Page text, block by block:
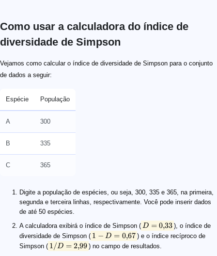
Como usar a calculadora do índice de
diversidade de Simpson
Vejamos como calcular o índice de diversidade de Simpson para o conjunto
de dados a seguir:
Espécie População
A 300
B 335
C 365
Digite a população de espécies, ou seja, 300, 335 e 365, na primeira,
segunda e terceira linhas, respectivamente. Você pode inserir dados
de até 50 espécies.
A calculadora exibirá o índice de Simpson (
D = 0{,}33
D = 0,33 ), o índice de
diversidade de Simpson (
1 - D = 0{,}67
1 − D = 0,67 ) e o índice recíproco de
Simpson (
1 / D = 2{,}99
1/D = 2,99 ) no campo de resultados.